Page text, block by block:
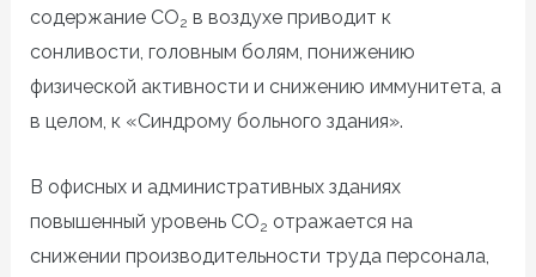
содержание CO2 в воздухе приводит к
сонливости, головным болям, понижению
физической активности и снижению иммунитета, а
в целом, к «Синдрому больного здания».
В офисных и административных зданиях
повышенный уровень CO2 отражается на
снижении производительности труда персонала,